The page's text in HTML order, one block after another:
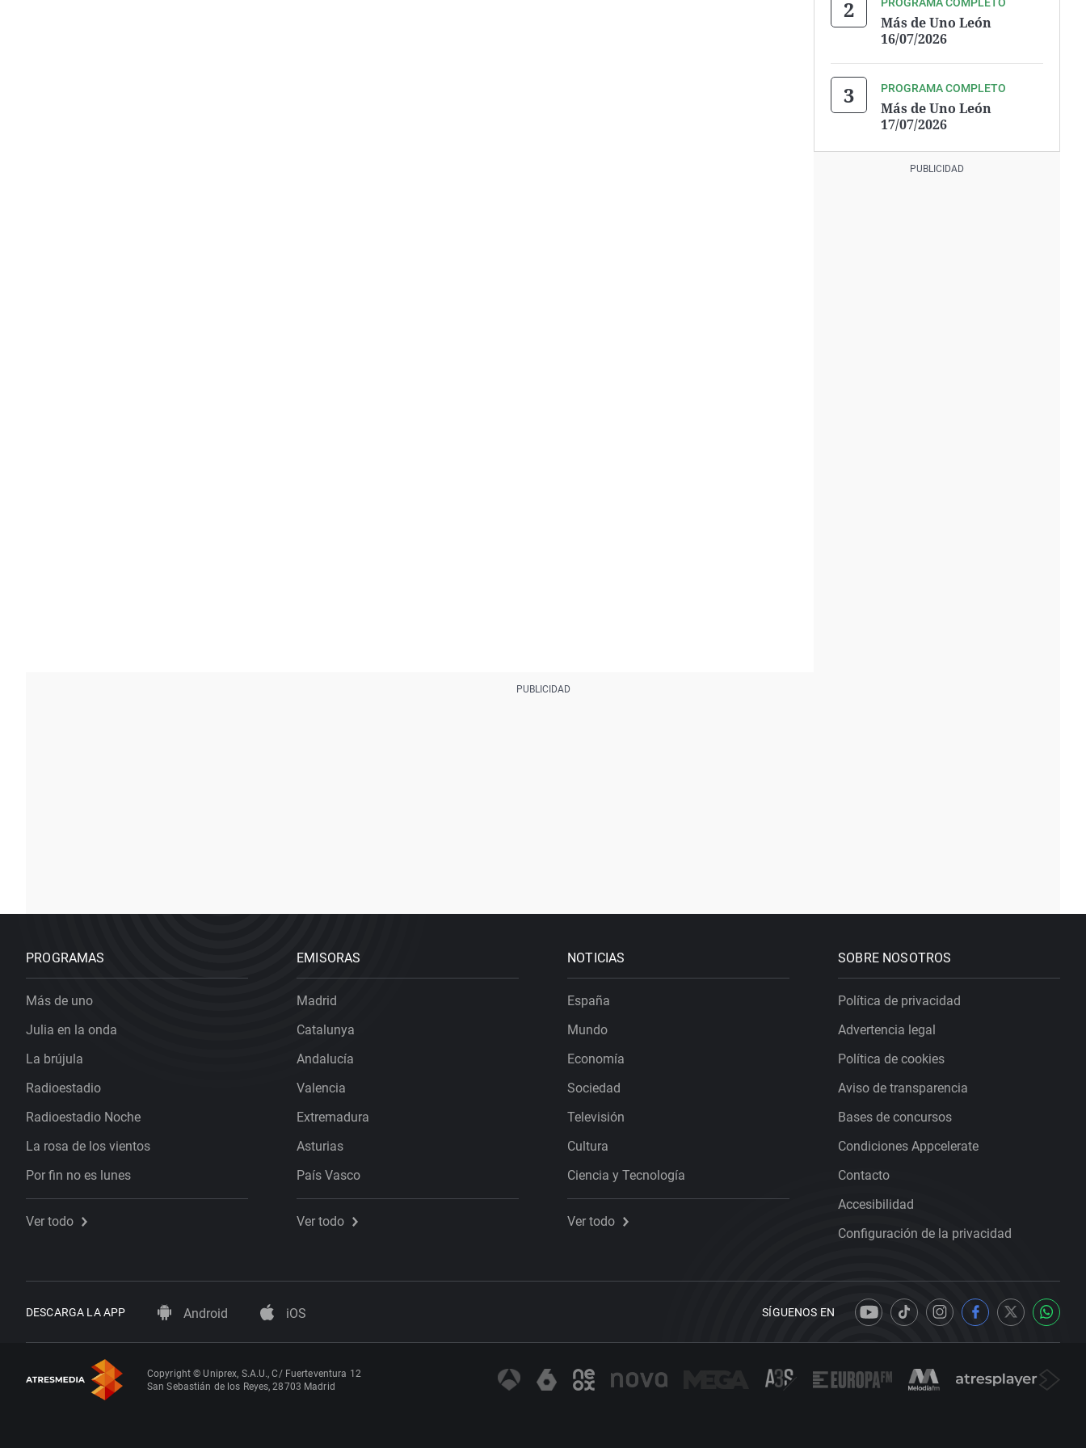
Más de Uno León
16/07/2026
PROGRAMA COMPLETO
Más de Uno León
17/07/2026
PROGRAMAS
Más de uno
Julia en la onda
La brújula
Radioestadio
Radioestadio Noche
La rosa de los vientos
Por fin no es lunes
Ver todo
EMISORAS
Madrid
Catalunya
Andalucía
Valencia
Extremadura
Asturias
País Vasco
Ver todo
NOTICIAS
España
Mundo
Economía
Sociedad
Televisión
Cultura
Ciencia y Tecnología
Ver todo
SOBRE NOSOTROS
Política de privacidad
Advertencia legal
Política de cookies
Aviso de transparencia
Bases de concursos
Condiciones Appcelerate
Contacto
Accesibilidad
Configuración de la privacidad
DESCARGA LA APP Android iOS SÍGUENOS EN
Copyright © Uniprex, S.A.U., C/ Fuerteventura 12
San Sebastián de los Reyes, 28703 Madrid